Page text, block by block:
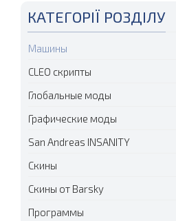
КАТЕГОРІЇ РОЗДІЛУ
Машины
CLEO скрипты
Глобальные моды
Графические моды
San Andreas INSANITY
Скины
Скины от Barsky
Программы